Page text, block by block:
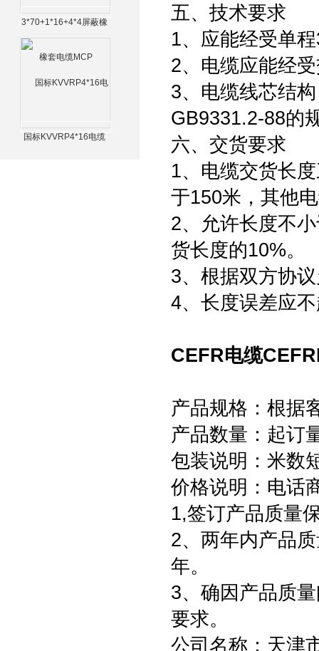
3*70+1*16+4*4屏蔽橡
国标KVVRP4*16电缆
五、技术要求
1、应能经受单
2、电缆应能经
3、电缆线芯结
GB9331.2-88的
六、交货要求
1、电缆交货长
于150米，其他
2、允许长度不
货长度的10%。
3、根据双方协
4、长度误差应
CEFR电缆
产品规格：根据
产品数量：起订
包装说明：米数
价格说明：电话
1,签订产品质量
2、两年内产品
年。
3、确因产品质
要求。
公司名称：天津